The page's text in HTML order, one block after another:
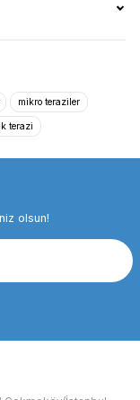
mikro teraziler
terazi
olsun!